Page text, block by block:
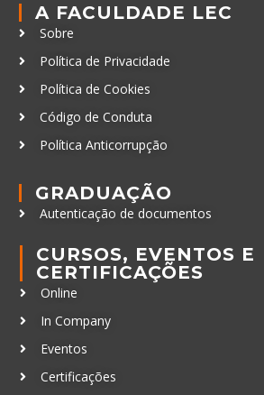
A FACULDADE LEC
Sobre
Política de Privacidade
Política de Cookies
Código de Conduta
Política Anticorrupção
GRADUAÇÃO
Autenticação de documentos
CURSOS, EVENTOS E
CERTIFICAÇÕES
Online
In Company
Eventos
Certificações